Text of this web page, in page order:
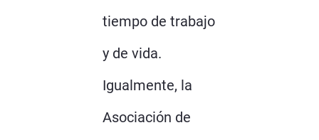
tiempo de trabajo
y de vida.
Igualmente, la
Asociación de